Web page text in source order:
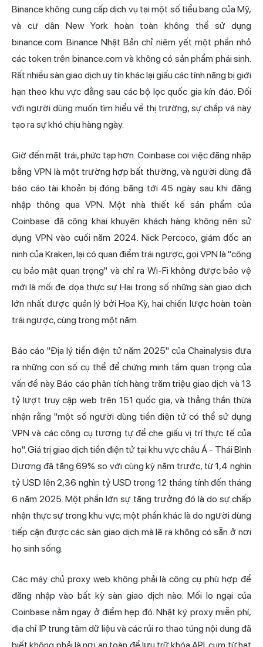
Binance không cung cấp dịch vụ tại một số tiểu bang của Mỹ,
và cư dân New York hoàn toàn không thể sử dụng
binance.com. Binance Nhật Bản chỉ niêm yết một phần nhỏ
các token trên binance.com và không có sản phẩm phái sinh.
Rất nhiều sàn giao dịch uy tín khác lại giấu các tính năng bị giới
hạn theo khu vực đằng sau các bộ lọc quốc gia kín đáo. Đối
với người dùng muốn tìm hiểu về thị trường, sự chắp vá này
tạo ra sự khó chịu hàng ngày.
Giờ đến mặt trái, phức tạp hơn. Coinbase coi việc đăng nhập
bằng VPN là một trường hợp bất thường, và người dùng đã
báo cáo tài khoản bị đóng băng tới 45 ngày sau khi đăng
nhập thông qua VPN. Một nhà thiết kế sản phẩm của
Coinbase đã công khai khuyên khách hàng không nên sử
dụng VPN vào cuối năm 2024. Nick Percoco, giám đốc an
ninh của Kraken, lại có quan điểm trái ngược, gọi VPN là "công
cụ bảo mật quan trọng" và chỉ ra Wi-Fi không được bảo vệ
mới là mối đe dọa thực sự. Hai trong số những sàn giao dịch
lớn nhất được quản lý bởi Hoa Kỳ, hai chiến lược hoàn toàn
trái ngược, cùng trong một năm.
Báo cáo "Địa lý tiền điện tử năm 2025" của Chainalysis đưa
ra những con số cụ thể để chứng minh tầm quan trọng của
vấn đề này. Báo cáo phân tích hàng trăm triệu giao dịch và 13
tỷ lượt truy cập web trên 151 quốc gia, và thẳng thắn thừa
nhận rằng "một số người dùng tiền điện tử có thể sử dụng
VPN và các công cụ tương tự để che giấu vị trí thực tế của
họ". Giá trị giao dịch tiền điện tử tại khu vực châu Á - Thái Bình
Dương đã tăng 69% so với cùng kỳ năm trước, từ 1,4 nghìn
tỷ USD lên 2,36 nghìn tỷ USD trong 12 tháng tính đến tháng
6 năm 2025. Một phần lớn sự tăng trưởng đó là do sự chấp
nhận thực sự trong khu vực; một phần khác là do người dùng
tiếp cận được các sàn giao dịch mà lẽ ra không có sẵn ở nơi
họ sinh sống.
Các máy chủ proxy web không phải là công cụ phù hợp để
đăng nhập vào bất kỳ sàn giao dịch nào. Mối lo ngại của
Coinbase nằm ngay ở điểm hẹp đó. Nhật ký proxy miễn phí,
địa chỉ IP trung tâm dữ liệu và các rủi ro thao túng nội dung đã